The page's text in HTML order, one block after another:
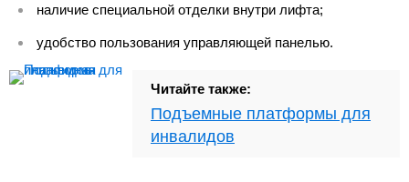
наличие специальной отделки внутри лифта;
удобство пользования управляющей панелью.
Читайте также:
Подъемные платформы для
инвалидов